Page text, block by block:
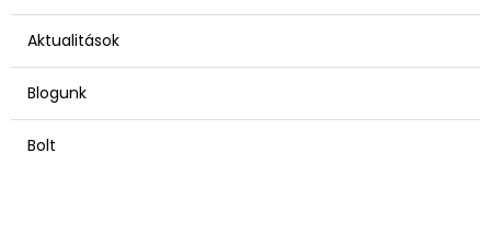
Aktualitások
Blogunk
Bolt